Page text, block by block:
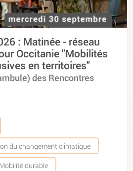
: Matinée - réseau
Occitanie "Mobilités
en territoires"
des Rencontres
du changement climatique
Mobilité durable